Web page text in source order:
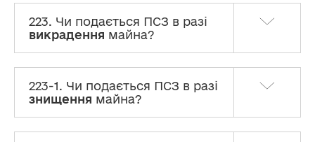
V. Об’єкти нерухомості
VІ. Об’єкти незавершеного будівництва
VІІ. Рухоме майно (крім транспортних
засобів)
VІІІ. Транспортні засоби
223. Чи подається ПСЗ в разі
викрадення майна?
223-1. Чи подається ПСЗ в разі
знищення майна?